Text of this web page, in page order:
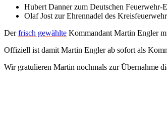
Hubert Danner zum Deutschen Feuerwehr-
Olaf Jost zur Ehrennadel des
Derfrisch gewählte Kommandant Martin Engler
Offiziell ist damit Martin Engler ab sofort als
Wir gratulieren Martin nochmals zur Übernahme